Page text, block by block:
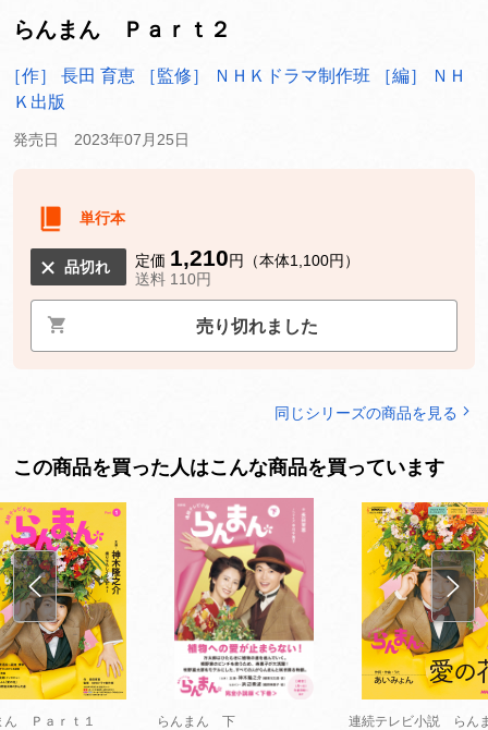
らんまん Ｐａｒｔ２
［作］ 長田 育恵 ［監修］ ＮＨＫドラマ制作班
［編］ ＮＨ
Ｋ出版
発売日 2023年07月25日
単行本
品切れ 定価 1,210円（本体1,100円）
送料 110円
売り切れました
同じシリーズの商品を見る
この商品を買った人はこんな商品を買っています
ん Ｐａｒｔ１ らんまん 下
連続テレビ小説 ら